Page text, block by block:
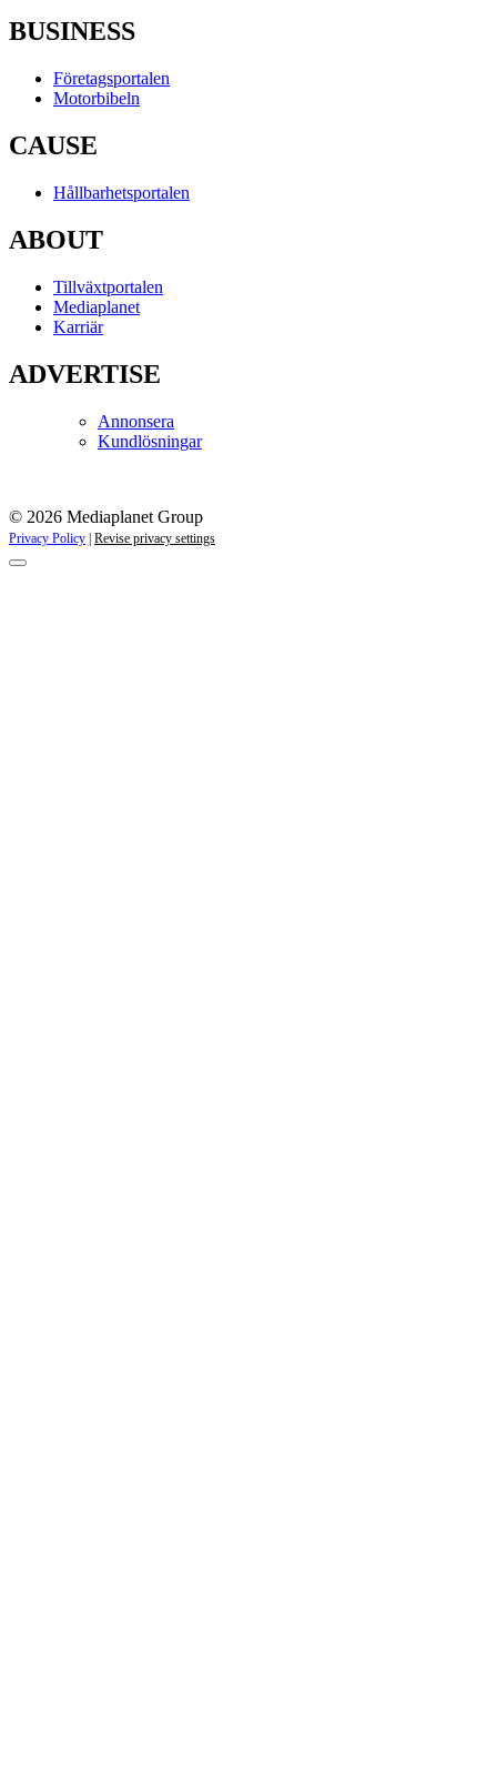
BUSINESS
Företagsportalen
Motorbibeln
CAUSE
Hållbarhetsportalen
ABOUT
Tillväxtportalen
Mediaplanet
Karriär
ADVERTISE
Annonsera
Kundlösningar
© 2026 Mediaplanet Group
Privacy Policy | Revise privacy settings